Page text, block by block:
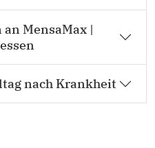
MensaMax |
nach Krankheit